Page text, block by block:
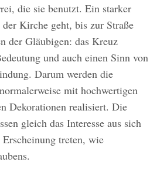
die sie benutzt. Ein starker
Kirche geht, bis zur Straße
der Gläubigen: das Kreuz
und auch einen Sinn von
Darum werden die
normalerweise mit hochwertigen
Dekorationen realisiert. Die
gleich das Interesse aus sich
treten, wie